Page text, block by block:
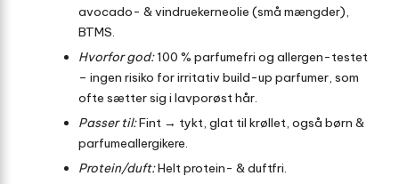
avocado- & vindruekerneolie (små mængder),
BTMS.
Hvorfor god:100 % parfumefri og allergen-testet
– ingen risiko for irritativ build-up parfumer, som
ofte sætter sig i lavporøst hår.
Passer til:Fint → tykt, glat til krøllet, også børn &
parfumeallergikere.
Protein/duft:Helt protein- & duftfri.